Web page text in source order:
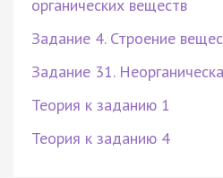
органических веществ
Задание 4. Строение
Задание 31.
Теория к заданию 1
Теория к заданию 4